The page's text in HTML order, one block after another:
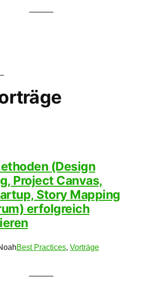
(Design
Project Canvas,
Story Mapping
erfolgreich
Best Practices, Vorträge